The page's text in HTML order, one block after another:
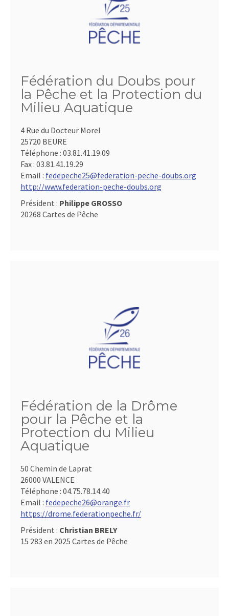
Fédération du Doubs pour
la Pêche et la Protection du
Milieu Aquatique
4 Rue du Docteur Morel
25720 BEURE
Téléphone : 03.81.41.19.09
Fax : 03.81.41.19.29
Email : fedepeche25@federation-peche-doubs.org
http://www.federation-peche-doubs.org
Président : Philippe GROSSO
20268 Cartes de Pêche
Fédération de la Drôme
pour la Pêche et la
Protection du Milieu
Aquatique
50 Chemin de Laprat
26000 VALENCE
Téléphone : 04.75.78.14.40
Email : fedepeche26@orange.fr
https://drome.federationpeche.fr/
Président : Christian BRELY
15 283 en 2025 Cartes de Pêche